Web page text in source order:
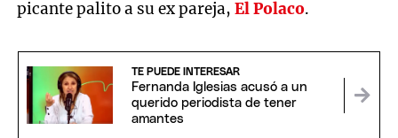
picante palito a su ex pareja,El Polaco.
TE PUEDE INTERESAR
Fernanda Iglesias acusó a un
querido periodista de tener
amantes